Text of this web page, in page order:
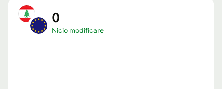
0
Nicio modificare